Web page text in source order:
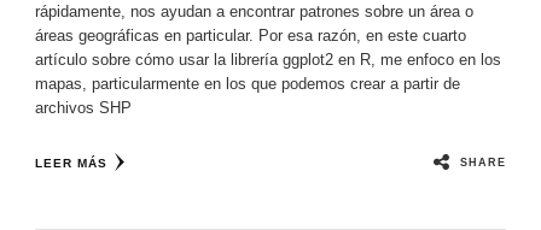
rápidamente, nos ayudan a encontrar patrones sobre un área o
áreas geográficas en particular. Por esa razón, en este cuarto
artículo sobre cómo usar la librería ggplot2 en R, me enfoco en los
mapas, particularmente en los que podemos crear a partir de
archivos SHP
LEER MÁS SHARE